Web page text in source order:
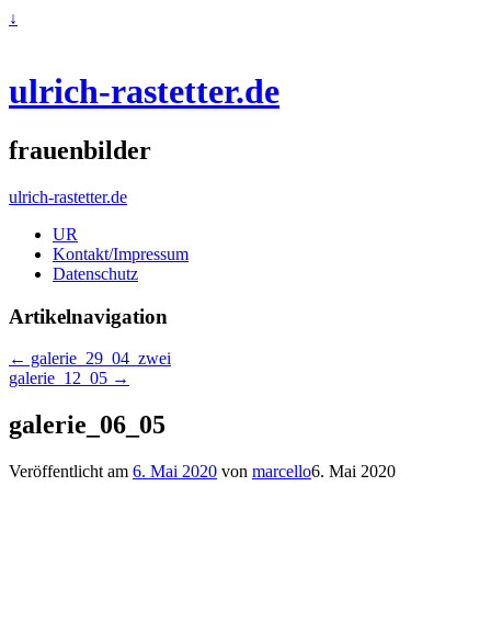
↓
ulrich-rastetter.de
frauenbilder
ulrich-rastetter.de
UR
Kontakt/Impressum
Datenschutz
Artikelnavigation
← galerie_29_04_zwei
galerie_12_05 →
galerie_06_05
Veröffentlicht am 6. Mai 2020 von marcello6. Mai 2020